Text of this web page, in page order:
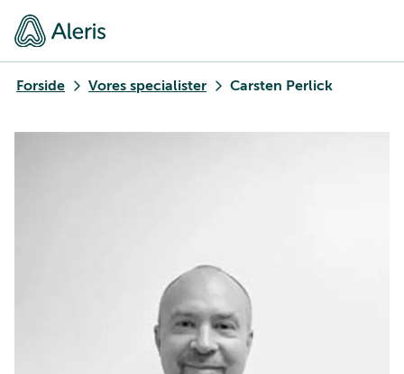
Forside Vores specialister Carsten Perlick